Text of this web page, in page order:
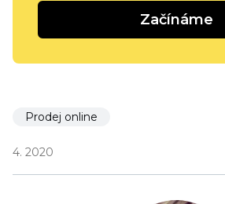
Začínáme
Prodej online
4. 2020